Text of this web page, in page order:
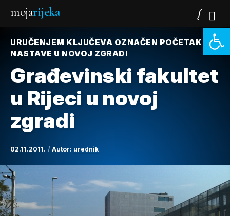
mojarijeka
URUČENJEM KLJUČEVA OZNAČEN POČETAK
NASTAVE U NOVOJ ZGRADI
Građevinski fakultet
u Rijeci u novoj
zgradi
02.11.2011. Autor: urednik